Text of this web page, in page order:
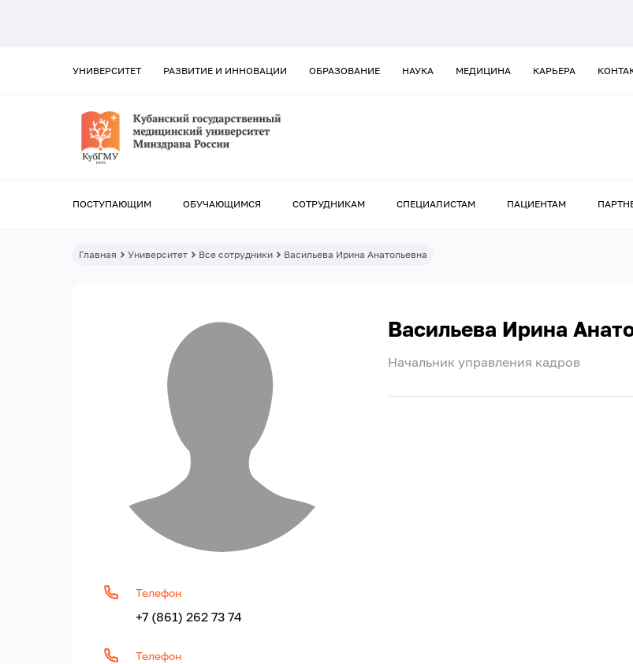
УНИВЕРСИТЕТ РАЗВИТИЕ И ИННОВАЦИИ ОБРАЗОВАНИЕ НАУКА МЕДИЦИНА КАРЬЕРА
ПОСТУПАЮЩИМ ОБУЧАЮЩИМСЯ СОТРУДНИКАМ СПЕЦИАЛИСТАМ ПАЦИЕНТАМ
Главная Университет Все сотрудники Васильева Ирина Анатольевна
Телефон
+7 (861) 262 73 74
Телефон
Васильева Ирина
Начальник управления кадров